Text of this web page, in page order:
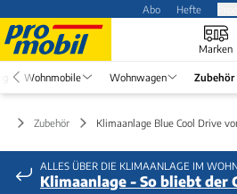
Abo Hefte
Marken
Wohnmobile Wohnwagen Zubehör
Zubehör Klimaanlage Blue Cool Drive
ALLES ÜBER DIE KLIMAANLAGE IM
Klimaanlage - So bliebt der